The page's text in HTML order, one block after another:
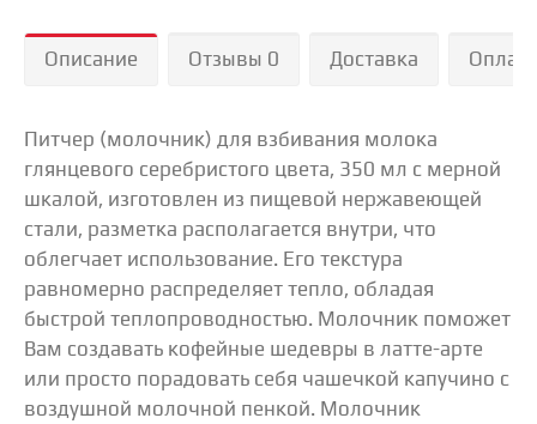
Описание Отзывы 0 Доставка Оплата
Питчер (молочник) для взбивания молока
глянцевого серебристого цвета, 350 мл с мерной
шкалой, изготовлен из пищевой нержавеющей
стали, разметка располагается внутри, что
облегчает использование. Его текстура
равномерно распределяет тепло, обладая
быстрой теплопроводностью. Молочник поможет
Вам создавать кофейные шедевры в латте-арте
или просто порадовать себя чашечкой капучино с
воздушной молочной пенкой. Молочник